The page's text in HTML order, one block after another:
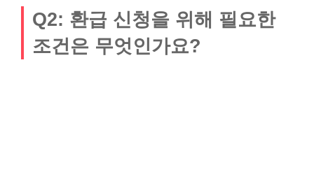
Q2: 환급 신청을 위해 필요한
조건은 무엇인가요?